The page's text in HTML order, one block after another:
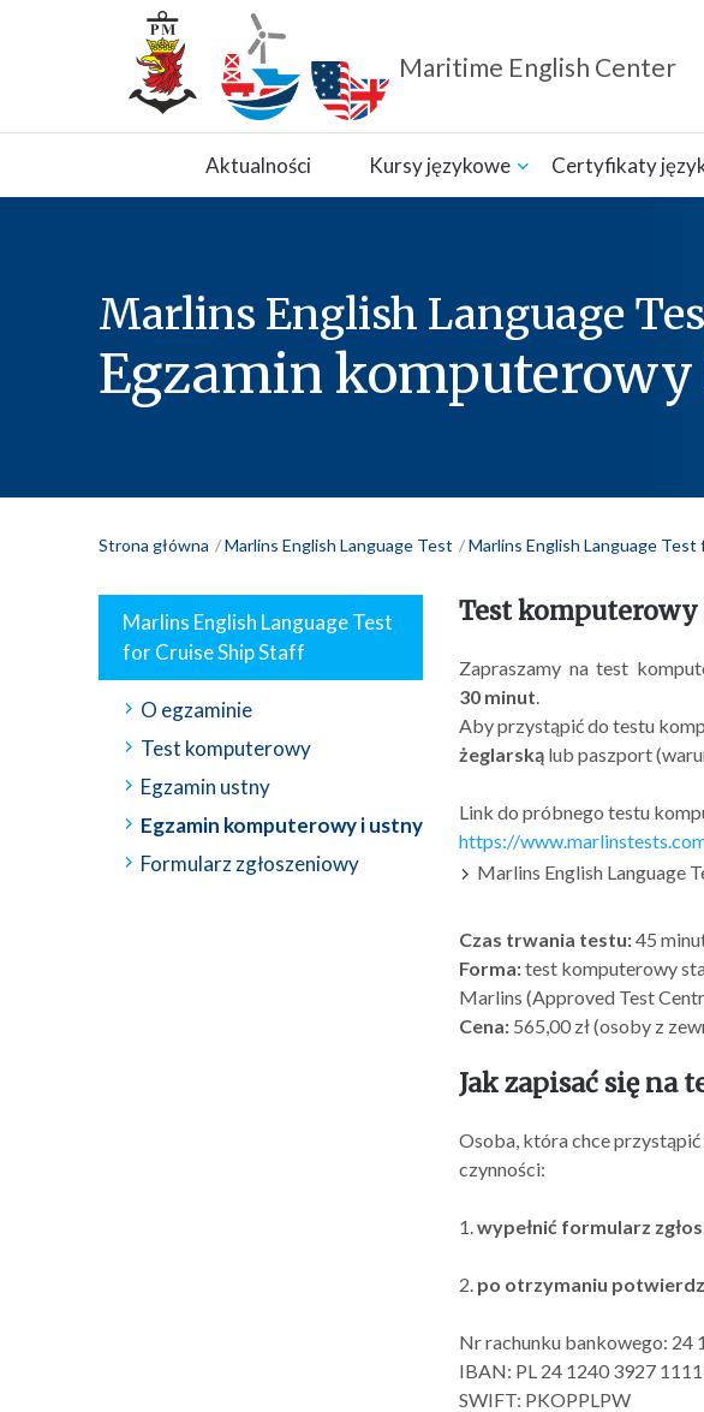
Maritime English Center
Aktualności Kursy językowe Certyfikaty
Marlins English Language
Egzamin
Strona główna Marlins English Language Test Marlins English Language
Marlins English Language Test
for Cruise Ship Staff
O egzaminie
Test komputerowy
Egzamin ustny
Egzamin komputerowy i ustny
Formularz zgłoszeniowy
Test
Zapraszamy na test
30 minut.
Aby przystąpić do testu
żeglarską lub paszport
Link do próbnego testu
https://
Marlins English Language
Czas trwania testu:45
Forma:test komputerowy
Marlins (Approved Test
Cena: 565,00 zł (osoby z
Jak zapisać się na
Osoba, która chce przystąpić
czynności:
1.wypełnić formularz
2. po otrzymaniu
Nr rachunku bankowego: 24
IBAN: PL 24 1240 3927
SWIFT: PKOPPLPW